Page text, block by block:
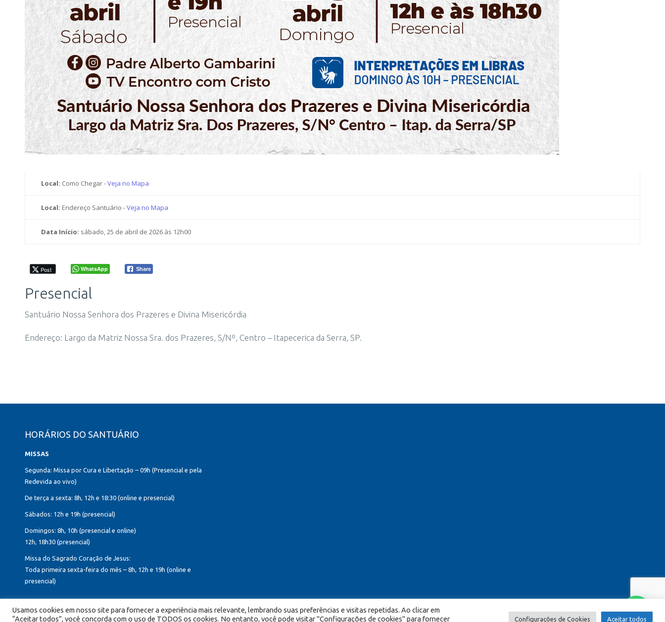
Local: Como Chegar -Veja no Mapa
Local: Endereço Santuário -Veja no Mapa
Data Início: sábado, 25 de abril de 2026 às 12h00
Post WhatsApp Share
Presencial
Santuário Nossa Senhora dos Prazeres e Divina Misericórdia
Endereço: Largo da Matriz Nossa Sra. dos Prazeres, S/Nº, Centro – Itapecerica da Serra, SP.
HORÁRIOS DO SANTUÁRIO
MISSAS
Segunda: Missa por Cura e Libertação – 09h (Presencial e pela
Redevida ao vivo)
De terça a sexta: 8h, 12h e 18:30 (online e presencial)
Sábados: 12h e 19h (presencial)
Domingos: 8h, 10h (presencial e online)
12h, 18h30 (presencial)
Missa do Sagrado Coração de Jesus:
Toda primeira sexta-feira do mês – 8h, 12h e 19h (online e
presencial)
Usamos cookies em nosso site para fornecer a experiência mais relevante, lembrando suas preferências e visitas repetidas. Ao clicar em
“Aceitar todos”, você concorda com o uso de TODOS os cookies. No entanto, você pode visitar "Configurações de cookies" para fornecer
Configurações de Cookies Aceitar todos